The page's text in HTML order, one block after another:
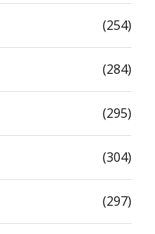
(254)
(284)
(295)
(304)
(297)